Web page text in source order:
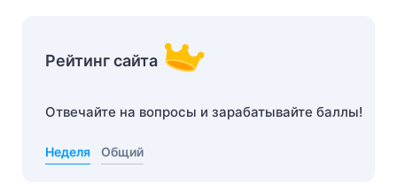
Рейтинг сайта
Отвечайте на вопросы и зарабатывайте баллы!
Неделя Общий